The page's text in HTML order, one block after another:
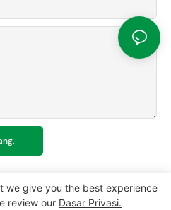
we give you the best experience
review our Dasar Privasi.